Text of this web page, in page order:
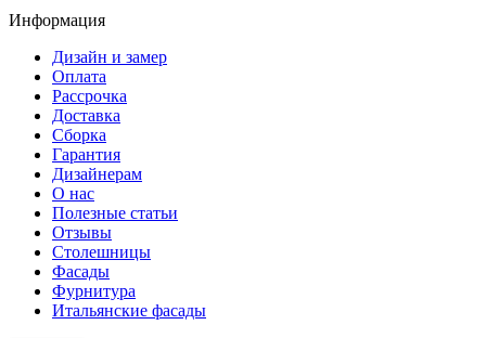
Информация
Дизайн и замер
Оплата
Рассрочка
Доставка
Сборка
Гарантия
Дизайнерам
О нас
Полезные статьи
Отзывы
Столешницы
Фасады
Фурнитура
Итальянские фасады